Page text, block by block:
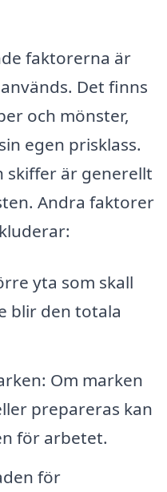
faktorerna är
Det finns
och mönster,
egen prisklass.
skiffer är generellt
Andra faktorer
yta som skall
blir den totala
Om marken
prepareras kan
för arbetet.
för